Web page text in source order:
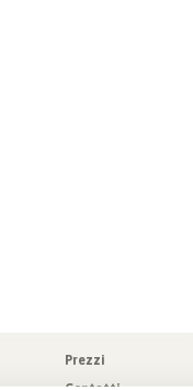
Prezzi